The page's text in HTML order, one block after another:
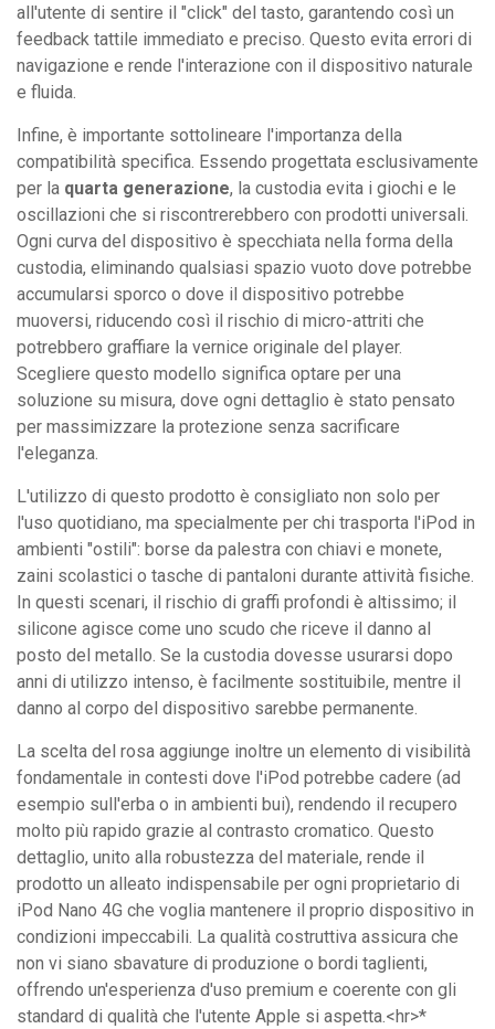
all'utente di sentire il "click" del tasto, garantendo così un
feedback tattile immediato e preciso. Questo evita errori di
navigazione e rende l'interazione con il dispositivo naturale
e fluida.
Infine, è importante sottolineare l'importanza della
compatibilità specifica. Essendo progettata esclusivamente
per la quarta generazione, la custodia evita i giochi e le
oscillazioni che si riscontrerebbero con prodotti universali.
Ogni curva del dispositivo è specchiata nella forma della
custodia, eliminando qualsiasi spazio vuoto dove potrebbe
accumularsi sporco o dove il dispositivo potrebbe
muoversi, riducendo così il rischio di micro-attriti che
potrebbero graffiare la vernice originale del player.
Scegliere questo modello significa optare per una
soluzione su misura, dove ogni dettaglio è stato pensato
per massimizzare la protezione senza sacrificare
l'eleganza.
L'utilizzo di questo prodotto è consigliato non solo per
l'uso quotidiano, ma specialmente per chi trasporta l'iPod in
ambienti "ostili": borse da palestra con chiavi e monete,
zaini scolastici o tasche di pantaloni durante attività fisiche.
In questi scenari, il rischio di graffi profondi è altissimo; il
silicone agisce come uno scudo che riceve il danno al
posto del metallo. Se la custodia dovesse usurarsi dopo
anni di utilizzo intenso, è facilmente sostituibile, mentre il
danno al corpo del dispositivo sarebbe permanente.
La scelta del rosa aggiunge inoltre un elemento di visibilità
fondamentale in contesti dove l'iPod potrebbe cadere (ad
esempio sull'erba o in ambienti bui), rendendo il recupero
molto più rapido grazie al contrasto cromatico. Questo
dettaglio, unito alla robustezza del materiale, rende il
prodotto un alleato indispensabile per ogni proprietario di
iPod Nano 4G che voglia mantenere il proprio dispositivo in
condizioni impeccabili. La qualità costruttiva assicura che
non vi siano sbavature di produzione o bordi taglienti,
offrendo un'esperienza d'uso premium e coerente con gli
standard di qualità che l'utente Apple si aspetta.<hr>*